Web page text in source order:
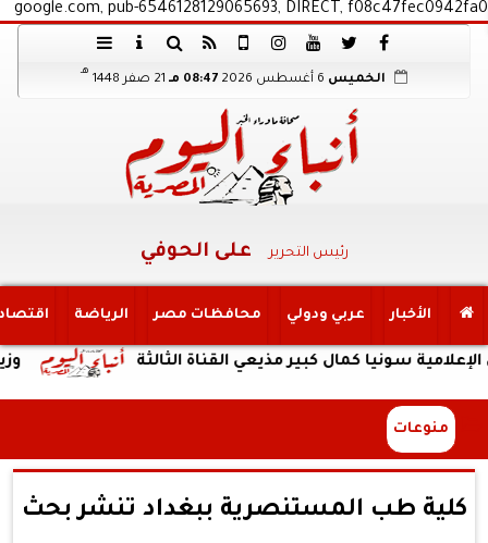
google.com, pub-6546128129065693, DIRECT, f08c47fec0942fa0
الخميس 08:47 مـ 21 صفر 1448
هـ
رئيس التحرير على الحوفي
الأخبار عربي ودولي محافظات مصر الرياضة
وزير سونيا كمال كبير مذيعي القناة الثالثة
منوعات
كلية طب المستنصرية ببغداد تنشر بحث